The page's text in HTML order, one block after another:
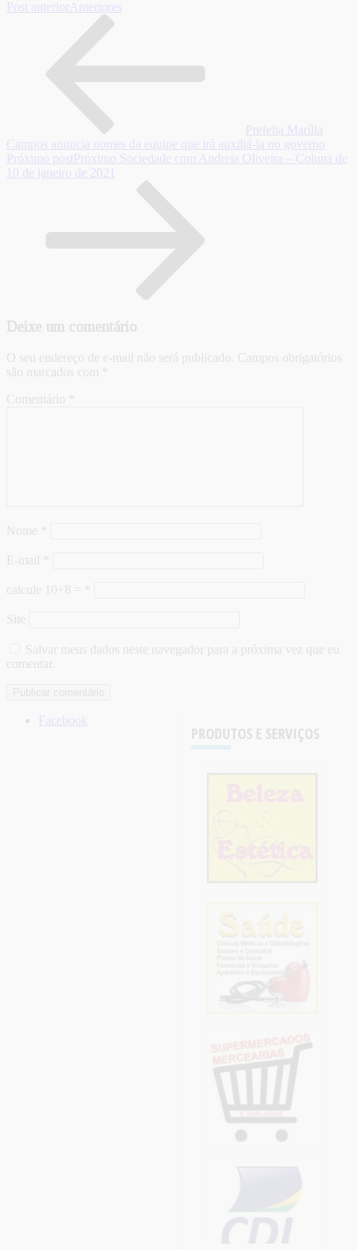
Post anterior Anteriores
Prefeita Marília
Campos anuncia nomes da equipe que irá auxiliá-la no governo
Próximo post Próximo Sociedade com Andreia Oliveira – Coluna de
10 de janeiro de 2021
Deixe um comentário
O seu endereço de e-mail não será publicado. Campos obrigatórios
são marcados com
Comentário
Nome
E-mail
calcule 10+8 =
Site
Salvar meus dados neste navegador para a próxima vez que eu
comentar.
PRODUTOS E SERVIÇOS
Facebook